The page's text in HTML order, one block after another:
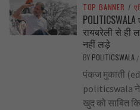
TOP BANNER /
रायबरेली से ही
नहीं लड़े
BY POLITICSWALA /
पंकज मुकाती
politicswala ने
खुद को साबित